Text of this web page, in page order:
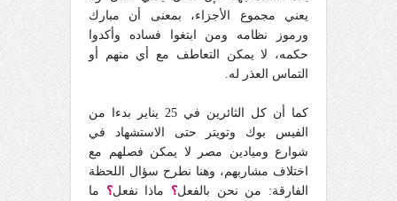
يعني مجموع الأجزاء، بمعنى أن مبارك
ورموز نظامه ومن ابتغوا فساده وأكدوا
حكمه، لا يمكن التعاطف مع أي منهم أو
التماس العذر له.
كما أن كل الثائرين في 25 يناير بدءا من
الفيس بوك وتويتر حتى الاستشهاد في
شوارع وميادين مصر لا يمكن فصلهم مع
اختلاف مشاربهم، وهنا نطرح سؤال اللحظة
الفارقة: من نحن بالفعل؟ ماذا نفعل؟ ما